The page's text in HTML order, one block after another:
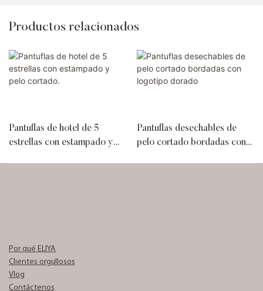
Productos relacionados
Pantuflas de hotel de 5
estrellas con estampado y
Pantuflas desechables de
pelo cortado bordadas con
Por qué ELIYA
Clientes orgullosos
Vlog
Contáctenos